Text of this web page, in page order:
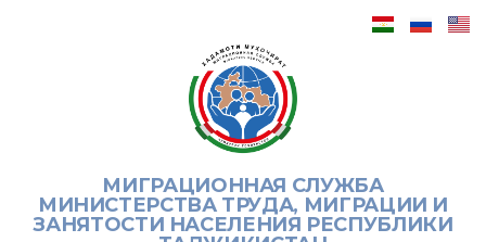
МИГРАЦИОННАЯ СЛУЖБА
МИНИСТЕРСТВА ТРУДА, МИГРАЦИИ И
ЗАНЯТОСТИ НАСЕЛЕНИЯ РЕСПУБЛИКИ